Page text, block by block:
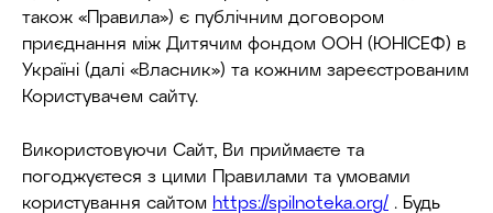
також «Правила») є публічним договором
приєднання між Дитячим фондом ООН (ЮНІСЕФ) в
Україні (далі «Власник») та кожним зареєстрованим
Користувачем сайту.
Використовуючи Сайт, Ви приймаєте та
погоджуєтеся з цими Правилами та умовами
користування сайтом https://spilnoteka.org/ . Будь